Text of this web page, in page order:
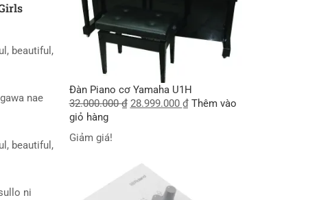
beautiful,
nae
beautiful,
ni
Đàn Piano cơ Yamaha U1H
32.000.000₫ 28.999.000 ₫ Thêm vào
giỏ hàng
Giảm giá!